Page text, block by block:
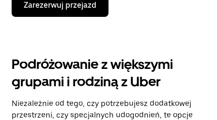
Zarezerwuj przejazd
Podróżowanie z większymi
grupami i rodziną z Uber
Niezależnie od tego, czy potrzebujesz dodatkowej
przestrzeni, czy specjalnych udogodnień, te opcje